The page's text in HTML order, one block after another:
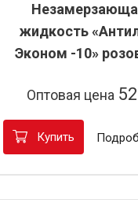
жидкость
Эконом -10»
Оптовая цена 52
Купить